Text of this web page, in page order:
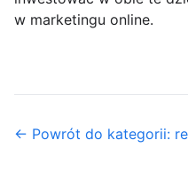
w marketingu online.
← Powrót do kategorii: